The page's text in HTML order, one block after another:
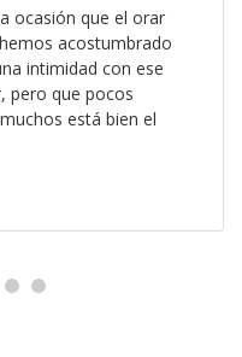
ocasión que el orar
acostumbrado
intimidad con ese
pero que pocos
está bien el